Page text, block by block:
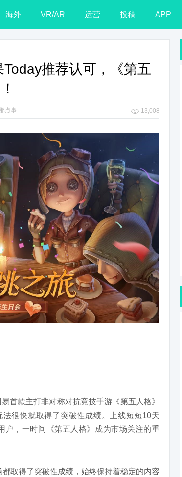
海外 VR/AR 运营 投稿 APP
推荐认可，《第五
点事 13,008
首款主打非对称对抗竞技手游《第五人格》
很快就取得了突破性成绩。上线短短10天
户，一时间《第五人格》成为市场关注的重
取得了突破性成绩，始终保持着稳定的内容